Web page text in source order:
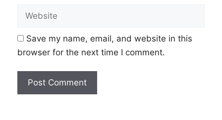
Save my name, email, and website in this
browser for the next time I comment.